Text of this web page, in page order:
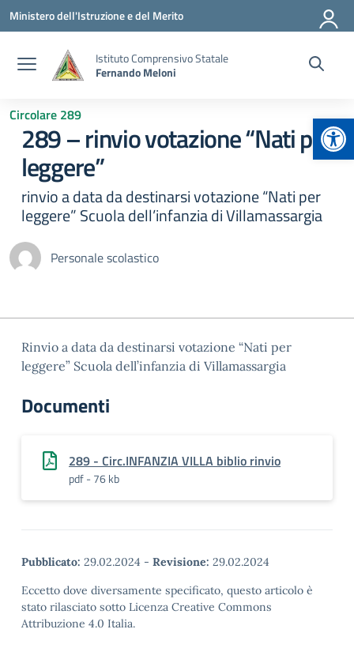
Vai ai contenuti
Vai al menu di navigazione
Vai al footer
Ministero dell'Istruzione e del Merito
Istituto Comprensivo Statale
Fernando Meloni
Circolare 289
289 – rinvio votazione “Nati per
leggere”
rinvio a data da destinarsi votazione “Nati per
leggere” Scuola dell’infanzia di Villamassargia
Personale scolastico
Rinvio a data da destinarsi votazione “Nati per
leggere” Scuola dell’infanzia di Villamassargia
Documenti
289 - Circ.INFANZIA VILLA biblio rinvio
pdf - 76 kb
Pubblicato: 29.02.2024 - Revisione: 29.02.2024
Eccetto dove diversamente specificato, questo articolo è
stato rilasciato sotto Licenza Creative Commons
Attribuzione 4.0 Italia.